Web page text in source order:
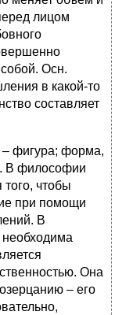
лицом
Осн.
в какой-то
составляет
фигура; форма,
В философии
чтобы
при помощи
В
необходима
Она
– его